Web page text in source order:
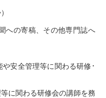
への寄稿、その他専門誌へ
安全管理等に関わる研修･
に関わる研修会の講師を務